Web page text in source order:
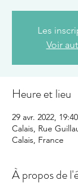
Les
Voir
Heure et lieu
29 avr. 2022,
Calais, Rue
Calais, France
À propos de